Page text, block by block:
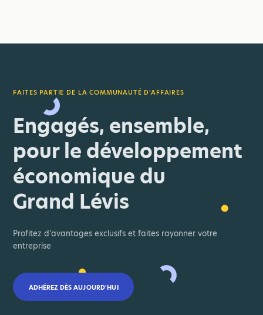
FAITES PARTIE DE LA COMMUNAUTÉ D’AFFAIRES
Engagés, ensemble,
pour le développement
économique du
Grand Lévis
Profitez d’avantages exclusifs et faites rayonner votre
entreprise
ADHÉREZ DÈS AUJOURD'HUI